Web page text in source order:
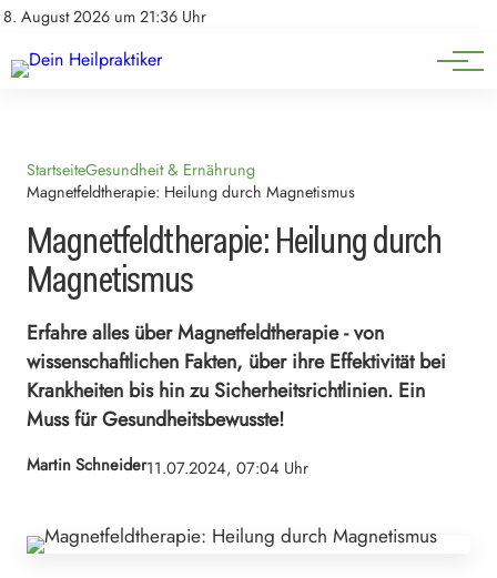
8. August 2026 um 21:36 Uhr
Impressum
Natürliche Medizin
Heilpflanzen & Kräuterkunde
StartseiteGesundheit & Ernährung
Magnetfeldtherapie: Heilung durch Magnetismus
Magnetfeldtherapie: Heilung durch
Magnetismus
Erfahre alles über Magnetfeldtherapie - von
wissenschaftlichen Fakten, über ihre Effektivität bei
Krankheiten bis hin zu Sicherheitsrichtlinien. Ein
Muss für Gesundheitsbewusste!
Martin Schneider11.07.2024, 07:04 Uhr